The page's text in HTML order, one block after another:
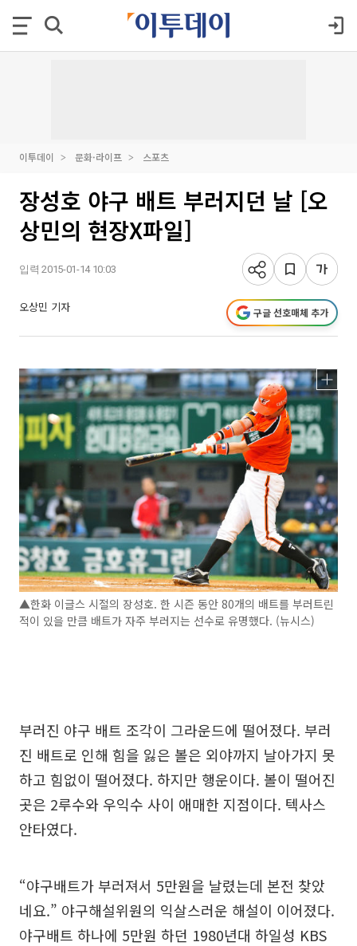
이투데이 문화·라이프 스포츠
장성호 야구 배트 부러지던 날 [오
상민의 현장X파일]
입력 2015-01-14 10:03
오상민 기자 구글 선호매체 추가
▲한화 이글스 시절의 장성호. 한 시즌 동안 80개의 배트를 부러트린
적이 있을 만큼 배트가 자주 부러지는 선수로 유명했다. (뉴시스)
부러진 야구 배트 조각이 그라운드에 떨어졌다. 부러
진 배트로 인해 힘을 잃은 볼은 외야까지 날아가지 못
하고 힘없이 떨어졌다. 하지만 행운이다. 볼이 떨어진
곳은 2루수와 우익수 사이 애매한 지점이다. 텍사스
안타였다.
“야구배트가 부러져서 5만원을 날렸는데 본전 찾았
네요.” 야구해설위원의 익살스러운 해설이 이어졌다.
야구배트 하나에 5만원 하던 1980년대 하일성 KBS